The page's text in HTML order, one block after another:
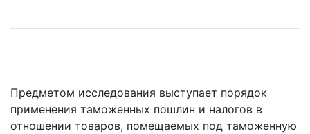
Предметом исследования выступает порядок
применения таможенных пошлин и налогов в
отношении товаров, помещаемых под таможенную